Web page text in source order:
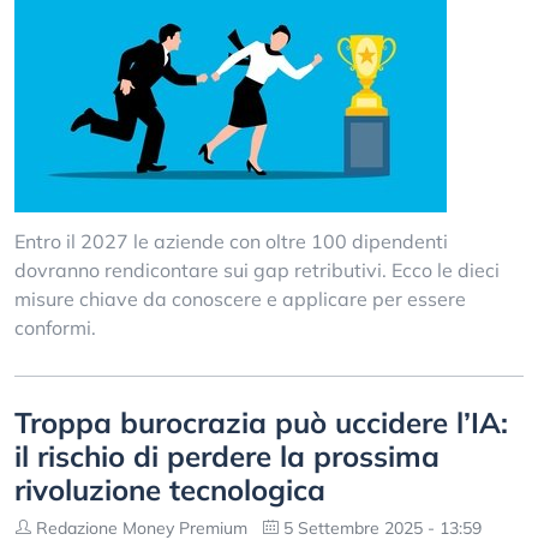
Entro il 2027 le aziende con oltre 100 dipendenti
dovranno rendicontare sui gap retributivi. Ecco le dieci
misure chiave da conoscere e applicare per essere
conformi.
Troppa burocrazia può uccidere l’IA:
il rischio di perdere la prossima
rivoluzione tecnologica
Redazione Money Premium 5 Settembre 2025 - 13:59